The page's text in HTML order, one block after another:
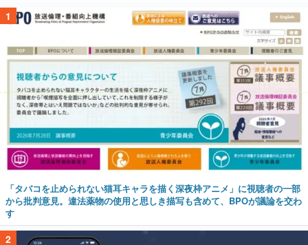
1
「タバコを止められない猫耳キャラを描く深夜枠アニメ」に視聴者の一部
から批判意見。違法薬物の使用と思しき描写も含めて、BPOが議論を交わ
す
2